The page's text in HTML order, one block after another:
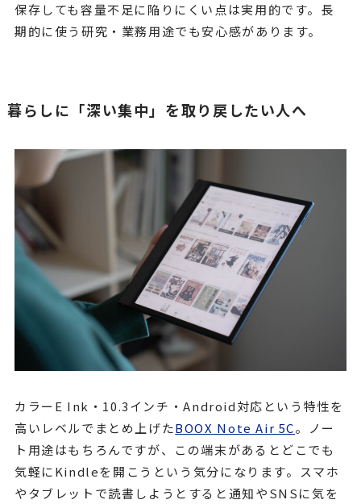
保存しても容量不足に陥りにくい点は実用的です。長
期的に使う研究・業務用途でも安心感があります。
暮らしに「深い集中」を取り戻したい人へ
カラーE Ink・10.3インチ・Android対応という特性を
高いレベルでまとめ上げたBOOX Note Air 5C。ノー
ト用途はもちろんですが、この端末があるとどこでも
気軽にKindleを開こうという気分になります。スマホ
やタブレットで読書しようとすると通知やSNSに気を